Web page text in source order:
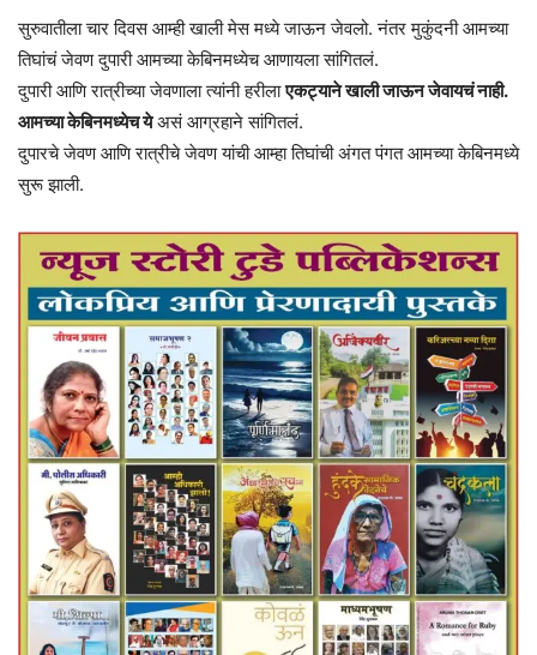
सुरुवातीला चार दिवस आम्ही खाली मेस मध्ये जाऊन जेवलो. नंतर मुकुंदनी आमच्या
तिघांचं जेवण दुपारी आमच्या केबिनमध्येच आणायला सांगितलं.
दुपारी आणि रात्रीच्या जेवणाला त्यांनी हरीलाएकट्याने खाली जाऊन जेवायचं नाही.
आमच्या केबिनमध्येच येअसं आग्रहाने सांगितलं.
दुपारचे जेवण आणि रात्रीचे जेवण यांची आम्हा तिघांची अंगत पंगत आमच्या केबिनमध्ये
सुरू झाली.